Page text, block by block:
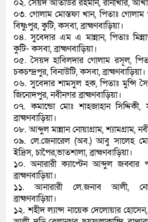
০২. সৈয়দ আতাউর রহমান, রানীখার,
০৩. গোলাম মোস্তফা খান, পিতাঃ গোলাম
বিষ্ণুপুর, কুটি, কসবা, ব্রাহ্মণবাড়িয়া।
০৪. সুবেদার এম এ মান্নান, পিতাঃ
কুটি- কসবা, ব্রাহ্মণবাড়িয়া।
০৫. সৈয়দ হাবিলদার গোলাম রসূল,
চকচন্দ্রপুর, বিনাউটি, কসবা, ব্রাহ্মণবাড়িয়া।
০৬. সুবেদার শামসুল হক, পিতাঃ মুন্সি
জিনোদপুর, নবীনগর ব্রাহ্মণবাড়িয়া।
০৭. কমান্ডো মোঃ শাহজাহান সিদ্দিকী,
ব্রাহ্মণবাড়িয়া।
০৮. আব্দুল মান্নান নোয়াগ্রাম, শ্যামগ্রাম,
০৯. লে.জেনারেল (অব.) আবু সালেহ
ইদ্রিস, চাপৈর,ভাতশালা, ব্রাহ্মণবাড়িয়া।
১০. অনারারী ক্যাপ্টেন আব্দুল জব্বার
ব্রাহ্মণবাড়িয়া।
১১. আনারারী লে.জনাব আলী,
ব্রাহ্মণবাড়িয়া।
১২. শহীদ ল্যান্স নায়েক দেলোয়ার